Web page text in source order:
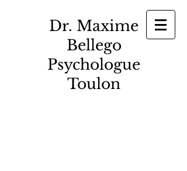
Dr. Maxime
Bellego
Psychologue
Toulon